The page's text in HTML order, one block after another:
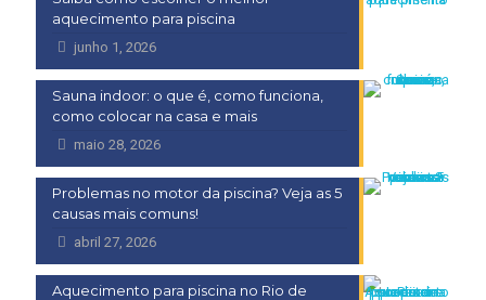
aquecimento para piscina
junho 1, 2026
Sauna indoor: o que é, como funciona,
como colocar na casa e mais
maio 28, 2026
Problemas no motor da piscina? Veja as 5
causas mais comuns!
abril 27, 2026
Aquecimento para piscina no Rio de